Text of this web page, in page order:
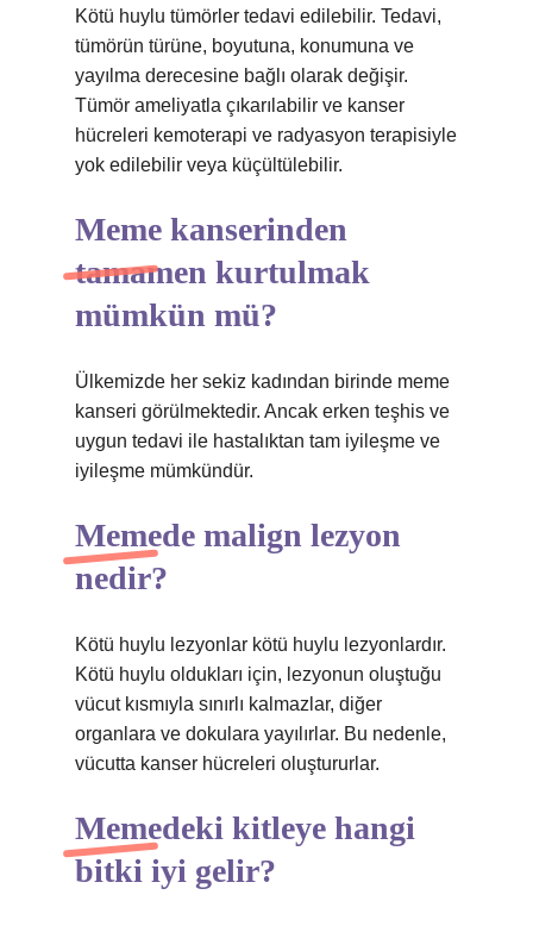
Kötü huylu tümörler tedavi edilebilir. Tedavi,
tümörün türüne, boyutuna, konumuna ve
yayılma derecesine bağlı olarak değişir.
Tümör ameliyatla çıkarılabilir ve kanser
hücreleri kemoterapi ve radyasyon terapisiyle
yok edilebilir veya küçültülebilir.
Meme kanserinden
tamamen kurtulmak
mümkün mü?
Ülkemizde her sekiz kadından birinde meme
kanseri görülmektedir. Ancak erken teşhis ve
uygun tedavi ile hastalıktan tam iyileşme ve
iyileşme mümkündür.
Memede malign lezyon
nedir?
Kötü huylu lezyonlar kötü huylu lezyonlardır.
Kötü huylu oldukları için, lezyonun oluştuğu
vücut kısmıyla sınırlı kalmazlar, diğer
organlara ve dokulara yayılırlar. Bu nedenle,
vücutta kanser hücreleri oluştururlar.
Memedeki kitleye hangi
bitki iyi gelir?